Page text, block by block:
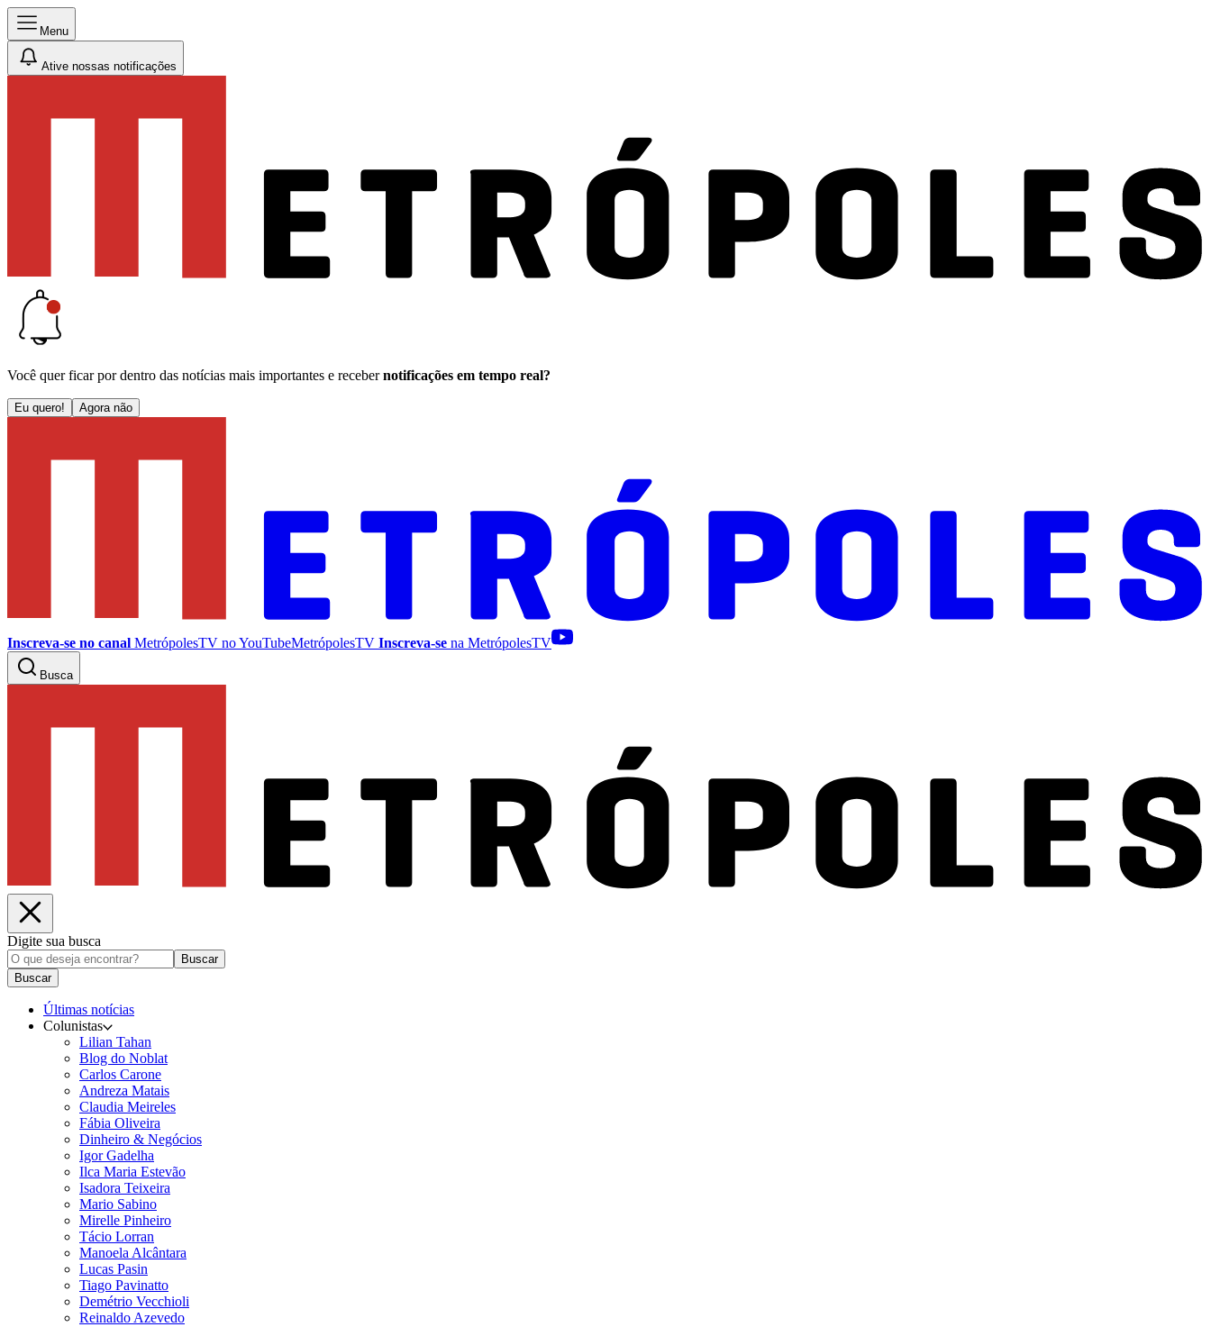
Menu
Ative nossas notificações
Você quer ficar por dentro das notícias mais importantes e receber notificações em tempo real?
Eu quero! Agora não
Inscreva-se no canal MetrópolesTV noYouTubeMetrópolesTV Inscreva-se na MetrópolesTV
Busca
Digite sua busca
Buscar
Buscar
Últimas notícias
Colunistas
Lilian Tahan
Blog do Noblat
Carlos Carone
Andreza Matais
Claudia Meireles
Fábia Oliveira
Dinheiro & Negócios
Igor Gadelha
Ilca Maria Estevão
Isadora Teixeira
Mario Sabino
Mirelle Pinheiro
Tácio Lorran
Manoela Alcântara
Lucas Pasin
Tiago Pavinatto
Demétrio Vecchioli
Reinaldo Azevedo